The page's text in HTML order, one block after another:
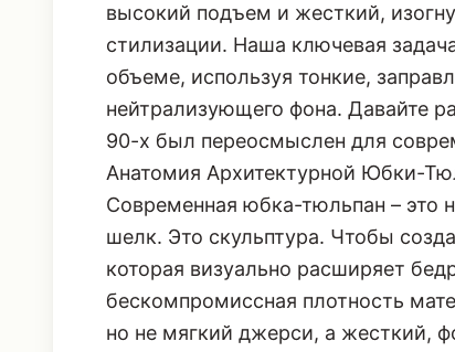
высокий подъем и жесткий,
стилизации. Наша ключевая
объеме, используя тонкие,
нейтрализующего фона. Давайте
90-х был переосмыслен для
Анатомия Архитектурной Юбки-
Современная юбка-тюльпан – это
шелк. Это скульптура. Чтобы
которая визуально расширяет
бескомпромиссная плотность
но не мягкий джерси, а жесткий,